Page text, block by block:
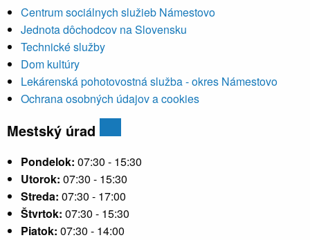
Centrum sociálnych služieb Námestovo
Jednota dôchodcov na Slovensku
Technické služby
Dom kultúry
Lekárenská pohotovostná služba - okres Námestovo
Ochrana osobných údajov a cookies
Mestský úrad
Pondelok: 07:30 - 15:30
Utorok: 07:30 - 15:30
Streda: 07:30 - 17:00
Štvrtok: 07:30 - 15:30
Piatok: 07:30 - 14:00